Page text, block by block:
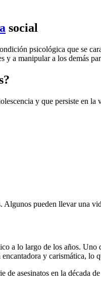
social
psicológica que se
y a manipular a los demás
y que persiste en
pueden llevar una
a lo largo de los años.
y carismática, lo
asesinatos en la